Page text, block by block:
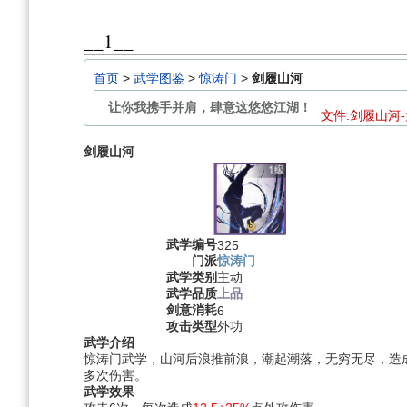
__1__
首页 > 武学图鉴 >惊涛门 > 剑履山河
让你我携手并肩，肆意这悠悠江湖！
剑履山河
文件:剑履山河
武学编号325
门派惊涛门
武学类别主动
武学品质 上品
剑意消耗6
攻击类型外功
武学介绍
惊涛门武学，山河后浪推前浪，潮起潮落，无穷无尽，造
多次伤害。
武学效果